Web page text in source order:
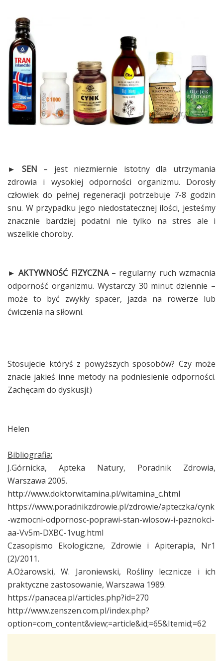
► SEN – jest niezmiernie istotny dla utrzymania
zdrowia i wysokiej odporności organizmu. Dorosły
człowiek do pełnej regeneracji potrzebuje 7-8 godzin
snu. W przypadku jego niedostatecznej ilości, jesteśmy
znacznie bardziej podatni nie tylko na stres ale i
wszelkie choroby.
► AKTYWNOŚĆ FIZYCZNA– regularny ruch wzmacnia
odporność organizmu. Wystarczy 30 minut dziennie –
może to być zwykły spacer, jazda na rowerze lub
ćwiczenia na siłowni.
Stosujecie któryś z powyższych sposobów? Czy może
znacie jakieś inne metody na podniesienie odporności.
Zachęcam do dyskusji:)
Helen
Bibliografia:
J.Górnicka, Apteka Natury, Poradnik Zdrowia,
Warszawa 2005.
http://www.doktorwitamina.pl/witamina_c.html
https://www.poradnikzdrowie.pl/zdrowie/apteczka/cynk
-wzmocni-odpornosc-poprawi-stan-wlosow-i-paznokci-
aa-Vv5m-DXBC-1vug.html
Czasopismo Ekologiczne, Zdrowie i Apiterapia, Nr1
(2)/2011.
A.Ożarowski, W. Jaroniewski, Rośliny lecznicze i ich
praktyczne zastosowanie, Warszawa 1989.
https://panacea.pl/articles.php?id=270
http://www.zenszen.com.pl/index.php?
option=com_content&view;=article&id;=65&Itemid;=62